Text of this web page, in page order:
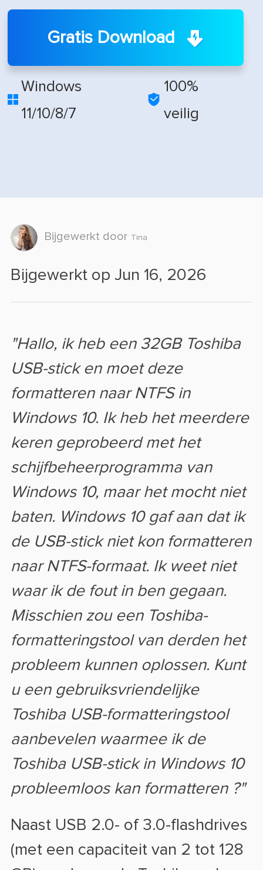
Gratis Download

Windows
11/10/8/7

100%
veilig
Bijgewerkt door Tina
Bijgewerkt op Jun 16, 2026
"Hallo, ik heb een 32GB Toshiba
USB-stick en moet deze
formatteren naar NTFS in
Windows 10. Ik heb het meerdere
keren geprobeerd met het
schijfbeheerprogramma van
Windows 10, maar het mocht niet
baten. Windows 10 gaf aan dat ik
de USB-stick niet kon formatteren
naar NTFS-formaat. Ik weet niet
waar ik de fout in ben gegaan.
Misschien zou een Toshiba-
formatteringstool van derden het
probleem kunnen oplossen. Kunt
u een gebruiksvriendelijke
Toshiba USB-formatteringstool
aanbevelen waarmee ik de
Toshiba USB-stick in Windows 10
probleemloos kan formatteren ?"
Naast USB 2.0- of 3.0-flashdrives
(met een capaciteit van 2 tot 128